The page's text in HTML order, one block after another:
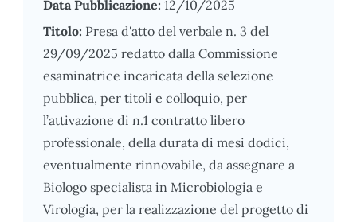
Data Pubblicazione: 12/10/2025
Titolo: Presa d'atto del verbale n. 3 del
29/09/2025 redatto dalla Commissione
esaminatrice incaricata della selezione
pubblica, per titoli e colloquio, per
l’attivazione di n.1 contratto libero
professionale, della durata di mesi dodici,
eventualmente rinnovabile, da assegnare a
Biologo specialista in Microbiologia e
Virologia, per la realizzazione del progetto di